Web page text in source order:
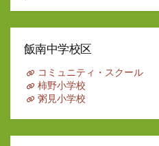
ア
イ
飯南中学校区
コミュニティ・スクール
柿野小学校
粥見小学校